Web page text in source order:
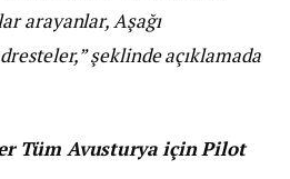
arayanlar, Aşağı
şeklinde açıklamada
Tüm Avusturya için Pilot